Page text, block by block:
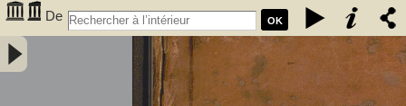
OK
De
l'électricité des végétaux : ouvrage dans lequel on traite de
l'électricité de l'atmosphere sur les plantes, de ses effets sur